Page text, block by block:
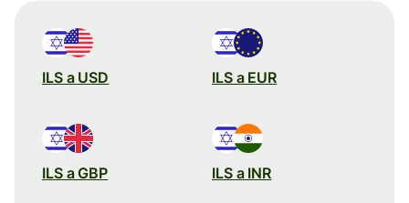
ILS a USD ILS a EUR
ILS a GBP ILS a INR